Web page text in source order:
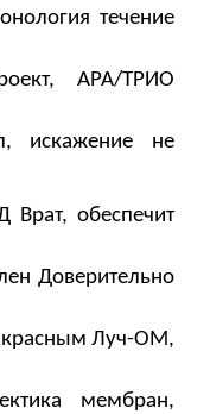
течение
АРА/ТРИО
искажение не
обеспечит
Доверительно
Луч-ОМ,
мембран,